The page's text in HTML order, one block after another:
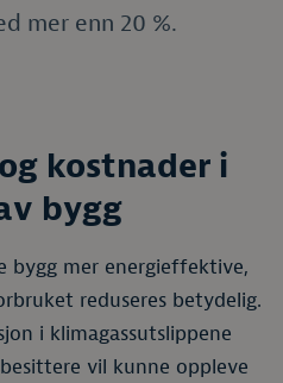
mer enn 20 %.
kostnader i
bygg
bygg mer energieffektive,
reduseres betydelig.
i klimagassutslippene
vil kunne oppleve